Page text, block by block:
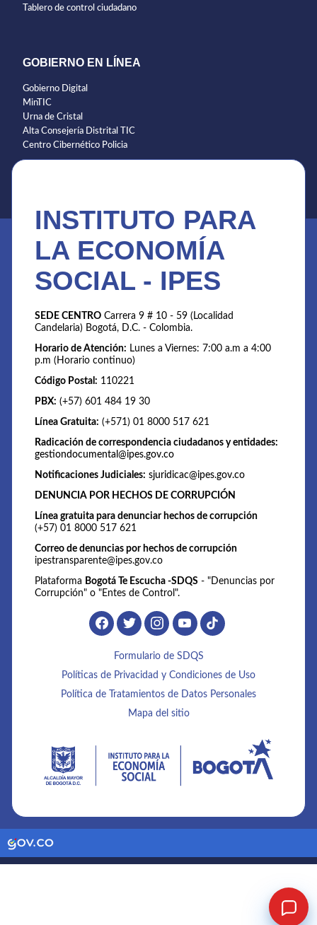
Tablero de control ciudadano
GOBIERNO EN LÍNEA
Gobierno Digital
MinTIC
Urna de Cristal
Alta Consejería Distrital TIC
Centro Cibernético Policia
INSTITUTO PARA
LA ECONOMÍA
SOCIAL - IPES
SEDE CENTRO Carrera 9 # 10 - 59 (Localidad
Candelaria) Bogotá, D.C. - Colombia.
Horario de Atención: Lunes a Viernes: 7:00 a.m a 4:00
p.m (Horario continuo)
Código Postal: 110221
PBX: (+57) 601 484 19 30
Línea Gratuita: (+571) 01 8000 517 621
Radicación de correspondencia ciudadanos y entidades:
gestiondocumental@ipes.gov.co
Notificaciones Judiciales: sjuridicac@ipes.gov.co
DENUNCIA POR HECHOS DE CORRUPCIÓN
Línea gratuita para denunciar hechos de corrupción
(+57) 01 8000 517 621
Correo de denuncias por hechos de corrupción
ipestransparente@ipes.gov.co
Plataforma Bogotá Te Escucha -SDQS - "Denuncias por
Corrupción" o "Entes de Control".
Formulario de SDQS
Políticas de Privacidad y Condiciones de Uso
Política de Tratamientos de Datos Personales
Mapa del sitio